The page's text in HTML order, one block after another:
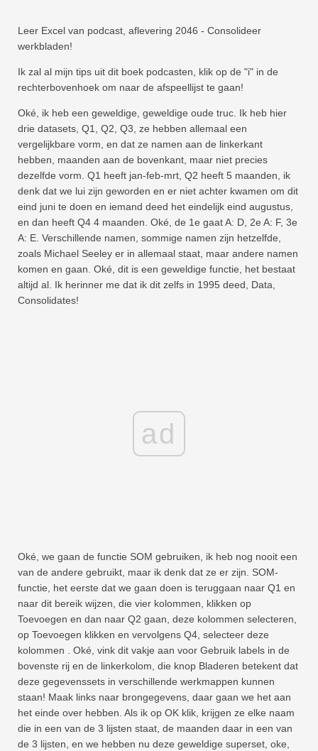
Leer Excel van podcast, aflevering 2046 - Consolideer
werkbladen!
Ik zal al mijn tips uit dit boek podcasten, klik op de "i" in de
rechterbovenhoek om naar de afspeellijst te gaan!
Oké, ik heb een geweldige, geweldige oude truc. Ik heb hier
drie datasets, Q1, Q2, Q3, ze hebben allemaal een
vergelijkbare vorm, en dat ze namen aan de linkerkant
hebben, maanden aan de bovenkant, maar niet precies
dezelfde vorm. Q1 heeft jan-feb-mrt, Q2 heeft 5 maanden, ik
denk dat we lui zijn geworden en er niet achter kwamen om dit
eind juni te doen en iemand deed het eindelijk eind augustus,
en dan heeft Q4 4 maanden. Oké, de 1e gaat A: D, 2e A: F, 3e
A: E. Verschillende namen, sommige namen zijn hetzelfde,
zoals Michael Seeley er in allemaal staat, maar andere namen
komen en gaan. Oké, dit is een geweldige functie, het bestaat
altijd al. Ik herinner me dat ik dit zelfs in 1995 deed, Data,
Consolidates!
ad
Oké, we gaan de functie SOM gebruiken, ik heb nog nooit een
van de andere gebruikt, maar ik denk dat ze er zijn. SOM-
functie, het eerste dat we gaan doen is teruggaan naar Q1 en
naar dit bereik wijzen, die vier kolommen, klikken op
Toevoegen en dan naar Q2 gaan, deze kolommen selecteren,
op Toevoegen klikken en vervolgens Q4, selecteer deze
kolommen . Oké, vink dit vakje aan voor Gebruik labels in de
bovenste rij en de linkerkolom, die knop Bladeren betekent dat
deze gegevenssets in verschillende werkmappen kunnen
staan! Maak links naar brongegevens, daar gaan we het aan
het einde over hebben. Als ik op OK klik, krijgen ze elke naam
die in een van de 3 lijsten staat, de maanden daar in een van
de 3 lijsten, en we hebben nu deze geweldige superset, oke,